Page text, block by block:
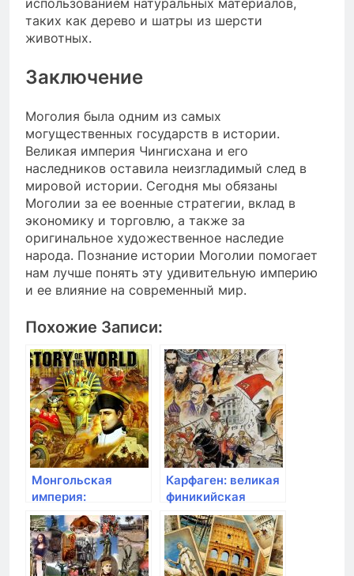
таких как дерево и шатры из шерсти
животных.
Заключение
Моголия была одним из самых
могущественных государств в истории.
Великая империя Чингисхана и его
наследников оставила неизгладимый след в
мировой истории. Сегодня мы обязаны
Моголии за ее военные стратегии, вклад в
экономику и торговлю, а также за
оригинальное художественное наследие
народа. Познание истории Моголии помогает
нам лучше понять эту удивительную империю
и ее влияние на современный мир.
Похожие Записи:
Монгольская
империя:
завоевания
Чингисхана и
великий шелковый
путь
Карфаген: великая
финикийская
империя